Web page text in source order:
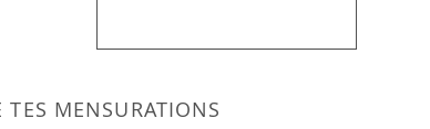
MENSURATIONS